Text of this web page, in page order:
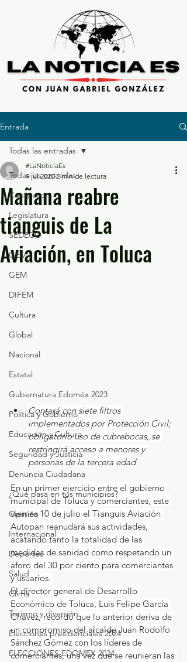
Entrada
Todas las entradas
Congreso
Legislatura
SEDECO
GEM
GEM
DIFEM
Cultura
Global
Nacional
Estatal
Gubernatura Edoméx 2023
Política y Gobierno
Educación y Cultura
Seguridad y Justicia
Denuncia Ciudadana
¿Qué pasa en tus municipios?
Opinión
Internacional
Deportes
Salud
Clima
Turismo y diversión
Elecciones presidenciales 2024
ELECCIONES EDOMEX 2024
Todas las entradas
Mañana reabre
tianguis de La
Aviación, en Toluca
#LaNoticiaEs
9 jul 2020 2 min de lectura
Contará con siete filtros
implementados por Protección Civil;
obligatorio uso de cubrebocas, se
restringirá acceso a menores y
personas de la tercera edad
En un primer ejercicio entre el gobierno
municipal de Toluca y comerciantes, este
viernes 10 de julio el Tianguis Aviación
Autopan reanudará sus actividades,
acatando tanto la totalidad de las
medidas de sanidad como respetando un
aforo del 30 por ciento para comerciantes
y usuarios.
El director general de Desarrollo
Económico de Toluca, Luis Felipe García
Chávez, recordó que lo anterior deriva de
un compromiso del alcalde Juan Rodolfo
Sánchez Gómez con los líderes de
comerciantes, una vez que se reunieran las